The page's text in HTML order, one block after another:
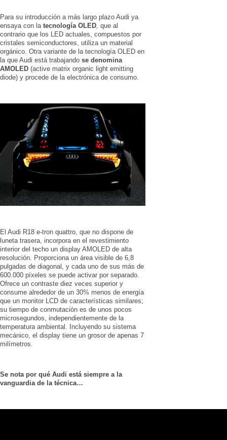
Para su introducción a más largo plazo Audi ya
ensaya con la tecnología OLED , que al
contrario que los LED actuales, compuestos por
cristales semiconductores, utiliza un material
orgánico. Otra variante de la tecnología OLED en
la que Audi está trabajando se denomina
AMOLED (active matrix organic light emitting
diode) y procede de la electrónica de consumo.
El Audi R18 e-tron quattro, que no dispone de
luneta trasera, incorpora en el revestimiento
interior del techo un display AMOLED de alta
resolución. Proporciona un área visible de 6,8
pulgadas de diagonal, y cada uno de sus más de
600.000 píxeles se puede activar por separado.
Ofrece un contraste diez veces superior y
consume alrededor de un 30% menos de energía
que un monitor LCD de características similares;
su tiempo de conmutación es de unos pocos
microsegundos, independientemente de la
temperatura ambiental. Incluyendo su sistema
mecánico, el display tiene un grosor de apenas 7
milímetros.
Se nota por qué Audi está siempre a la
vanguardia de la técnica…